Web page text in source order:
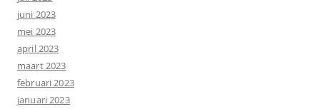
juni 2023
mei 2023
april 2023
maart 2023
februari 2023
januari 2023